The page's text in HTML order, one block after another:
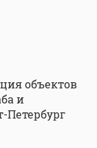
объектов
и
Петербург